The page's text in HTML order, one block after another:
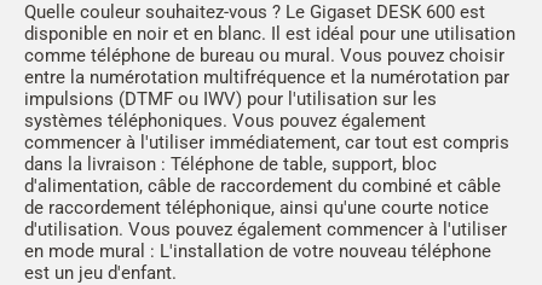
Quelle couleur souhaitez-vous ? Le Gigaset DESK 600 est
disponible en noir et en blanc. Il est idéal pour une utilisation
comme téléphone de bureau ou mural. Vous pouvez choisir
entre la numérotation multifréquence et la numérotation par
impulsions (DTMF ou IWV) pour l'utilisation sur les
systèmes téléphoniques. Vous pouvez également
commencer à l'utiliser immédiatement, car tout est compris
dans la livraison : Téléphone de table, support, bloc
d'alimentation, câble de raccordement du combiné et câble
de raccordement téléphonique, ainsi qu'une courte notice
d'utilisation. Vous pouvez également commencer à l'utiliser
en mode mural : L'installation de votre nouveau téléphone
est un jeu d'enfant.